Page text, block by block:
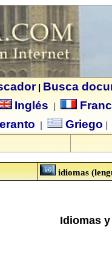
| Busca
Inglés
Griego
idiomas
Idiomas